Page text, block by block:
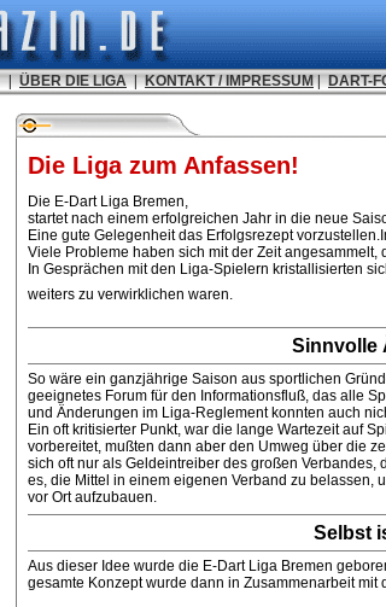
|ÜBER DIE LIGA|KONTAKT / IMPRESSUM|DART-
Die Liga zum Anfassen!
Die E-Dart Liga Bremen,
startet nach einem erfolgreichen Jahr in die neue
Eine gute Gelegenheit das Erfolgsrezept
Viele Probleme haben sich mit der Zeit
In Gesprächen mit den Liga-Spielern kristallisierten
weiters zu verwirklichen waren.
Sinnvolle
So wäre ein ganzjährige Saison aus sportlichen
geeignetes Forum für den Informationsfluß, das alle
und Änderungen im Liga-Reglement konnten auch
Ein oft kritisierter Punkt, war die lange Wartezeit auf
vorbereitet, mußten dann aber den Umweg über die
sich oft nur als Geldeintreiber des großen
es, die Mittel in einem eigenen Verband zu belassen,
vor Ort aufzubauen.
Selbst
Aus dieser Idee wurde die E-Dart Liga Bremen
gesamte Konzept wurde dann in Zusammenarbeit mit